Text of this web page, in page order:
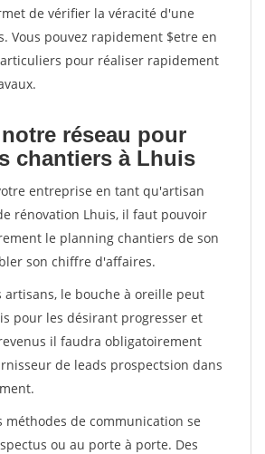
de vérifier la véracité d'une
Vous pouvez rapidement $etre en
pour réaliser rapidement
réseau pour
chantiers à Lhuis
entreprise en tant qu'artisan
rénovation Lhuis, il faut pouvoir
le planning chantiers de son
son chiffre d'affaires.
artisans, le bouche à oreille peut
pour les désirant progresser et
il faudra obligatoirement
de leads prospectsion dans
méthodes de communication se
ou au porte à porte. Des